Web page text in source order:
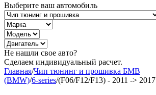
Выберите ваш автомобиль
Не нашли свое авто?
Сделаем индивидуальный расчет.
Главная/Чип тюнинг и прошивка БМВ
(BMW)/6-series/(F06/F12/F13) - 2011 -> 2017